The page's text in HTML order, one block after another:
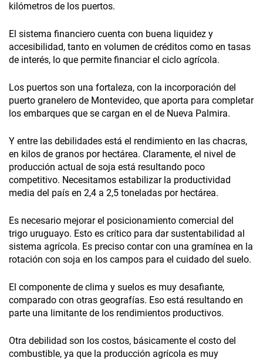
kilómetros de los puertos.
El sistema financiero cuenta con buena liquidez y
accesibilidad, tanto en volumen de créditos como en tasas
de interés, lo que permite financiar el ciclo agrícola.
Los puertos son una fortaleza, con la incorporación del
puerto granelero de Montevideo, que aporta para completar
los embarques que se cargan en el de Nueva Palmira.
Y entre las debilidades está el rendimiento en las chacras,
en kilos de granos por hectárea. Claramente, el nivel de
producción actual de soja está resultando poco
competitivo. Necesitamos estabilizar la productividad
media del país en 2,4 a 2,5 toneladas por hectárea.
Es necesario mejorar el posicionamiento comercial del
trigo uruguayo. Esto es crítico para dar sustentabilidad al
sistema agrícola. Es preciso contar con una gramínea en la
rotación con soja en los campos para el cuidado del suelo.
El componente de clima y suelos es muy desafiante,
comparado con otras geografías. Eso está resultando en
parte una limitante de los rendimientos productivos.
Otra debilidad son los costos, básicamente el costo del
combustible, ya que la producción agrícola es muy